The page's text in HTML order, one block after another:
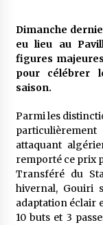
à
Dimanche
eu lieu au
figures
pour célébrer
saison.
Parmi les
particulièrement
attaquant
remporté ce prix
Transféré du
hivernal, Gouiri
adaptation éclair
10 buts et 3